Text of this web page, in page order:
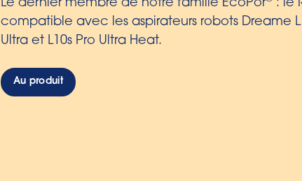
Nos nouveaux goupilles à cordon avec film
particulièrement serrés – et peuvent être jetés
manière hygiénique grâce à la sangle à cordon.
Au produit